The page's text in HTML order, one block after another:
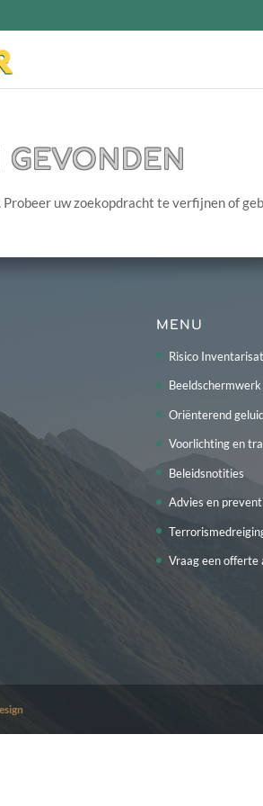
GEVONDEN
uw zoekopdracht te verfijnen of
MENU
Risico
Beeldschermwerk
Oriënterend
Voorlichting en
Beleidsnotities
Advies en
Vraag een offerte